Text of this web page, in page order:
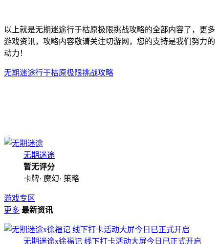
以上就是无期迷途行于枯原极限挑战攻略的全部内容了，更多
游戏资讯，攻略内容敬请关注切游网，您的支持是我们努力的
动力！
无期迷途行于枯原极限挑战攻略
无期迷途
暂无评分
卡牌· 魔幻· 策略
游戏专区
更多 最新资讯
无期迷途x徐福记 线下打卡活动大屏今日已正式开启